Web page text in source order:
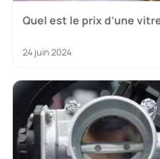
Quel est le prix d’une
24 juin 2024